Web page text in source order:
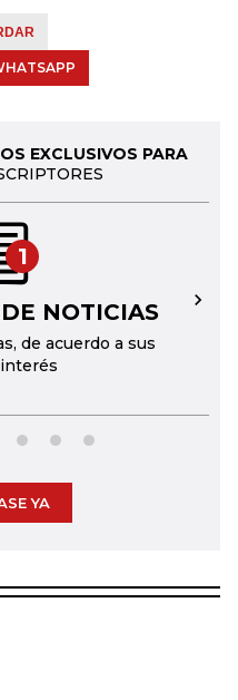
EXCLUSIVOS PARA
1
NOTICIAS
de acuerdo a sus
→
YA